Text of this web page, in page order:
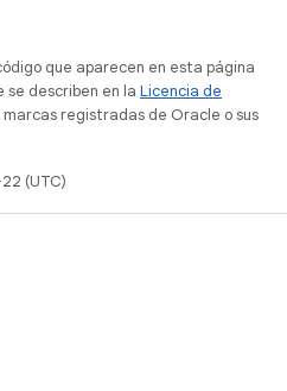
que aparecen en esta página
se describen en la Licencia de
marcas registradas de Oracle o sus
(UTC)